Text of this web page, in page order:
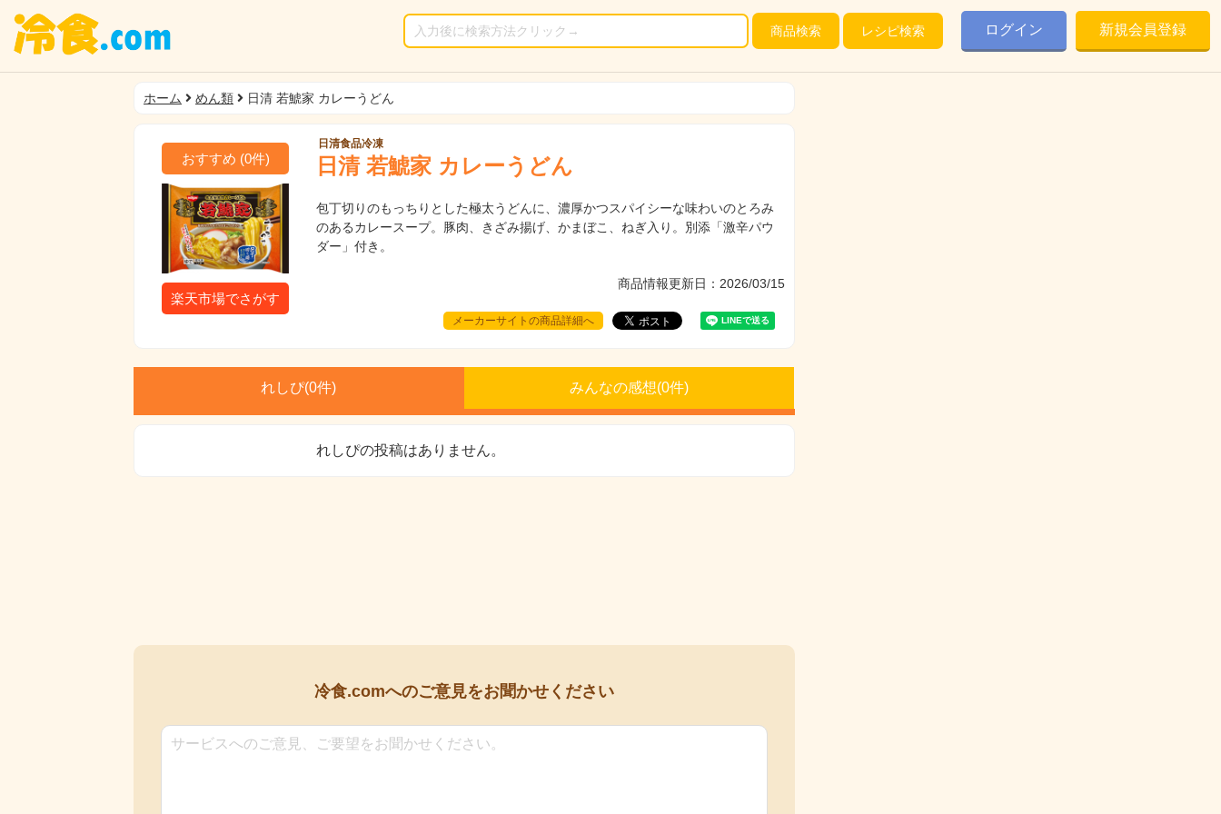
商品検索 レシピ検索 ログイン 新規会員登録
ホーム めん類 日清 若鯱家 カレーうどん
おすすめ (0件)
楽天市場でさがす
日清食品冷凍
日清 若鯱家 カレーうどん
包丁切りのもっちりとした極太うどんに、濃厚かつスパイシーな味わいのとろみ
のあるカレースープ。豚肉、きざみ揚げ、かまぼこ、ねぎ入り。別添「激辛パウ
ダー」付き。
商品情報更新日：2026/03/15
メーカーサイトの商品詳細へ
れしぴ(0件) みんなの感想(0件)
れしぴの投稿はありません。
冷食.comへのご意見をお聞かせください